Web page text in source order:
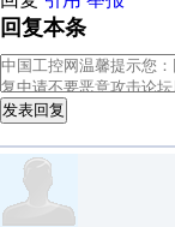
回复本条
发表回复